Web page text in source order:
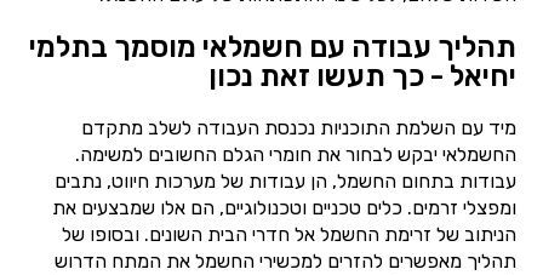
תהליך עבודה עם חשמלאי מוסמך בתלמי
יחיאל - כך תעשו זאת נכון
מיד עם השלמת התוכניות נכנסת העבודה לשלב מתקדם
החשמלאי יבקש לבחור את חומרי הגלם החשובים למשימה.
עבודות בתחום החשמל, הן עבודות של מערכות חיווט, נתבים
ומפצלי זרמים. כלים טכניים וטכנולוגיים, הם אלו שמבצעים את
הניתוב של זרימת החשמל אל חדרי הבית השונים. ובסופו של
תהליך מאפשרים להזרים למכשירי החשמל את המתח הדרוש